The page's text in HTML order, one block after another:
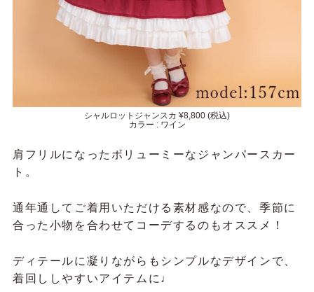
シャルロットジャンスカ ¥8,800 (税込)
カラー : ワイン
肩フリルになったボリューミーなジャンパースカー
ト。
通年通してご着用いただける素材感なので、季節に
合った小物を合わせてコーデするのもオススメ！
ディテールに凝りながらもシンプルなデザインで、
着回ししやすいアイテムに♩